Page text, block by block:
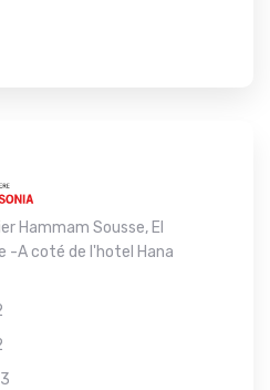
Hammam Sousse, El
-A coté de l'hotel Hana